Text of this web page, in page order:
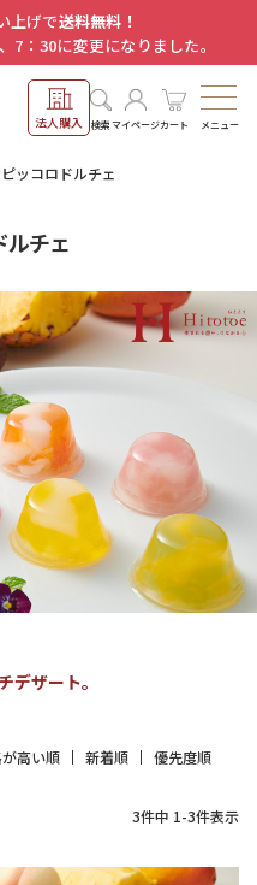
上げで送料無料！
7：30に変更になりました。
法人購入 検索マイページカート メニュー
ピッコロドルチェ
ルチェ
デザート。
高い順 新着順 優先度順
3件中 1-3件表示